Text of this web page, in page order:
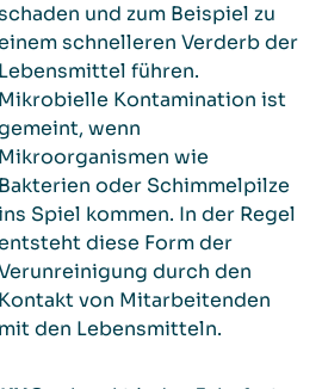
und zum Beispiel zu
schnelleren Verderb der
Lebensmittel führen.
Mikrobielle Kontamination ist
wenn
Mikroorganismen wie
Bakterien oder Schimmelpilze
Spiel kommen. In der Regel
diese Form der
durch den
Kontakt von Mitarbeitenden
mit den Lebensmitteln.